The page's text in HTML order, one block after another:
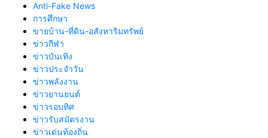
Anti-Fake News
การศึกษา
ขายบ้าน-ที่ดิน-อสังหาริมทรัพย์
ข่าวกีฬา
ข่าวบันเทิง
ข่าวประจำวัน
ข่าวพลังงาน
ข่าวยานยนต์
ข่าวรอบทิศ
ข่าวรับสมัตรงาน
ข่าวเด่นท้องถิ่น